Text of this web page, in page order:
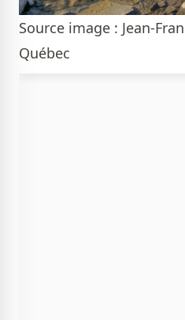
Source image : Jean-
Québec